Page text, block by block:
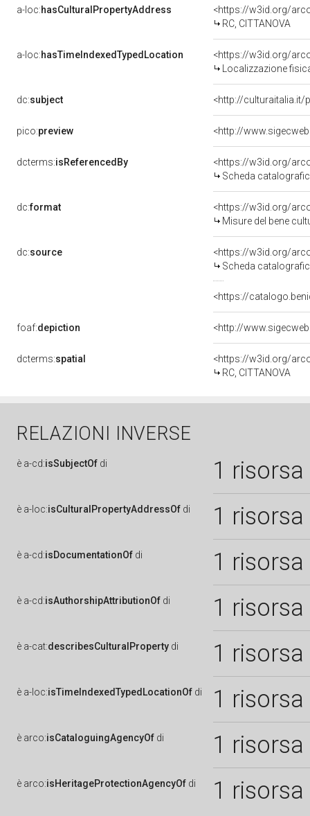
a-loc:hasCulturalPropertyAddress
<https://w3id.org/
RC, CITTANOVA
a-loc:hasTimeIndexedTypedLocation
<https://w3id.org/
Localizzazione
dc:subject <http://culturaitalia.it/
pico:preview <http://
dcterms:isReferencedBy
<https://w3id.org/
Scheda
dc:format
<https://w3id.org/
Misure del bene
dc:source
<https://w3id.org/
Scheda
<https://
foaf:depiction <http://
dcterms:spatial
<https://w3id.org/
RC, CITTANOVA
RELAZIONI INVERSE
è a-cd:isSubjectOf di 1 risorsa
è a-loc:isCulturalPropertyAddressOf di 1 risorsa
è a-cd:isDocumentationOf di 1 risorsa
è a-cd:isAuthorshipAttributionOf di 1 risorsa
è a-cat:describesCulturalProperty di 1 risorsa
è a-loc:isTimeIndexedTypedLocationOf di 1 risorsa
è arco:isCataloguingAgencyOf di 1 risorsa
è arco:isHeritageProtectionAgencyOf di 1 risorsa